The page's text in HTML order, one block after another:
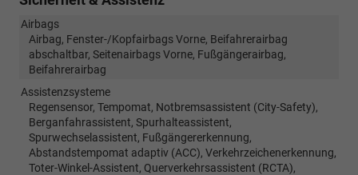
Airbags
Airbag, Fenster-/Kopfairbags Vorne, Beifahrerairbag
abschaltbar, Seitenairbags Vorne, Fußgängerairbag,
Beifahrerairbag
Assistenzsysteme
Regensensor, Tempomat, Notbremsassistent (City-Safety),
Berganfahrassistent, Spurhalteassistent,
Spurwechselassistent, Fußgängererkennung,
Abstandstempomat adaptiv (ACC), Verkehrzeichenerkennung,
Toter-Winkel-Assistent, Querverkehrsassistent (RCTA),